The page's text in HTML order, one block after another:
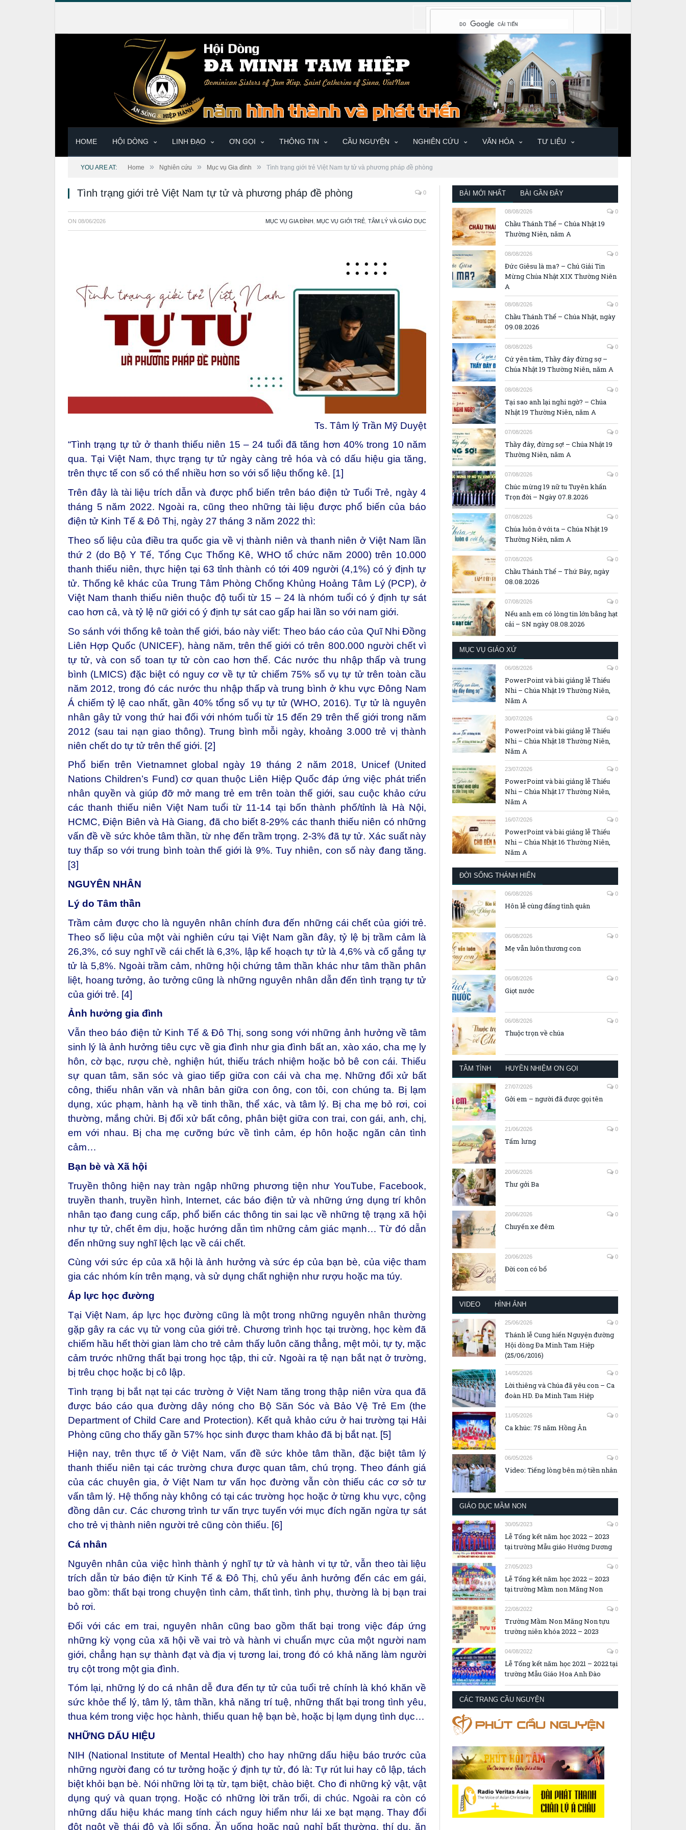
HOME HỘI DÒNG LINH ĐẠO ƠN GỌI THÔNG TIN CẦU NGUYỆN NGHIÊN CỨU VĂN HÓA TƯ LIỆU
YOU ARE AT: Home » Nghiên cứu » Mục vụ Gia đình » Tình trạng giới trẻ Việt Nam tự tử và phương pháp đề phòng
Tình trạng giới trẻ Việt Nam tự tử và phương pháp đề phòng 0
ON 08/06/2026 MỤC VỤ GIA ĐÌNH MỤC VỤ GIỚI TRẺ TÂM LÝ VÀ GIÁO DỤC
Ts. Tâm lý Trần Mỹ Duyệt
“Tình trạng tự tử ở thanh thiếu niên 15 – 24 tuổi đã tăng hơn 40% trong 10 năm
qua. Tại Việt Nam, thực trạng tự tử ngày càng trẻ hóa và có dấu hiệu gia tăng,
trên thực tế con số có thể nhiều hơn so với số liệu thống kê. [1]
Trên đây là tài liệu trích dẫn và được phổ biến trên báo điện tử Tuổi Trẻ, ngày 4
tháng 5 năm 2022. Ngoài ra, cũng theo những tài liệu được phổ biến của báo
điện tử Kinh Tế & Đô Thị, ngày 27 tháng 3 năm 2022 thì:
Theo số liệu của điều tra quốc gia về vị thành niên và thanh niên ở Việt Nam lần
thứ 2 (do Bộ Y Tế, Tổng Cục Thống Kê, WHO tổ chức năm 2000) trên 10.000
thanh thiếu niên, thực hiện tại 63 tỉnh thành có tới 409 người (4,1%) có ý định tự
tử. Thống kê khác của Trung Tâm Phòng Chống Khủng Hoảng Tâm Lý (PCP), ở
Việt Nam thanh thiếu niên thuộc độ tuổi từ 15 – 24 là nhóm tuổi có ý định tự sát
cao hơn cả, và tỷ lệ nữ giới có ý định tự sát cao gấp hai lần so với nam giới.
So sánh với thống kê toàn thế giới, báo này viết: Theo báo cáo của Quĩ Nhi Đồng
Liên Hợp Quốc (UNICEF), hàng năm, trên thế giới có trên 800.000 người chết vì
tự tử, và con số toan tự tử còn cao hơn thế. Các nước thu nhập thấp và trung
bình (LMICS) đặc biệt có nguy cơ về tự tử chiếm 75% số vụ tự tử trên toàn cầu
năm 2012, trong đó các nước thu nhập thấp và trung bình ở khu vực Đông Nam
Á chiếm tỷ lệ cao nhất, gần 40% tổng số vụ tự tử (WHO, 2016). Tự tử là nguyên
nhân gây tử vong thứ hai đối với nhóm tuổi từ 15 đến 29 trên thế giới trong năm
2012 (sau tai nạn giao thông). Trung bình mỗi ngày, khoảng 3.000 trẻ vị thành
niên chết do tự tử trên thế giới. [2]
Phổ biến trên Vietnamnet global ngày 19 tháng 2 năm 2018, Unicef (United
Nations Children’s Fund) cơ quan thuộc Liên Hiệp Quốc đáp ứng việc phát triển
nhân quyền và giúp đỡ mở mang trẻ em trên toàn thế giới, sau cuộc khảo cứu
các thanh thiếu niên Việt Nam tuổi từ 11-14 tại bốn thành phố/tỉnh là Hà Nội,
HCMC, Điện Biên và Hà Giang, đã cho biết 8-29% các thanh thiếu niên có những
vấn đề về sức khỏe tâm thần, từ nhẹ đến trầm trọng. 2-3% đã tự tử. Xác suất này
tuy thấp so với trung bình toàn thế giới là 9%. Tuy nhiên, con số này đang tăng.
[3]
NGUYÊN NHÂN
Lý do Tâm thần
Trầm cảm được cho là nguyên nhân chính đưa đến những cái chết của giới trẻ.
Theo số liệu của một vài nghiên cứu tại Việt Nam gần đây, tỷ lệ bị trầm cảm là
26,3%, có suy nghĩ về cái chết là 6,3%, lập kế hoạch tự tử là 4,6% và cố gắng tự
tử là 5,8%. Ngoài trầm cảm, những hội chứng tâm thần khác như tâm thần phân
liệt, hoang tưởng, ảo tưởng cũng là những nguyên nhân dẫn đến tình trạng tự tử
của giới trẻ. [4]
Ảnh hưởng gia đình
Vẫn theo báo điện tử Kinh Tế & Đô Thị, song song với những ảnh hưởng về tâm
sinh lý là ảnh hưởng tiêu cực về gia đình như gia đình bất an, xào xáo, cha mẹ ly
hôn, cờ bạc, rượu chè, nghiện hút, thiếu trách nhiệm hoặc bỏ bê con cái. Thiếu
sự quan tâm, săn sóc và giao tiếp giữa con cái và cha mẹ. Những đối xử bất
công, thiếu nhân văn và nhân bản giữa con ông, con tôi, con chúng ta. Bị lạm
dụng, xúc phạm, hành hạ về tinh thần, thể xác, và tâm lý. Bị cha mẹ bỏ rơi, coi
thường, mắng chửi. Bị đối xử bất công, phân biệt giữa con trai, con gái, anh, chị,
em với nhau. Bị cha mẹ cưỡng bức về tình cảm, ép hôn hoặc ngăn cản tình
cảm…
Bạn bè và Xã hội
Truyền thông hiện nay tràn ngập những phương tiện như YouTube, Facebook,
truyền thanh, truyền hình, Internet, các báo điện tử và những ứng dụng trí khôn
nhân tạo đang cung cấp, phổ biến các thông tin sai lạc về những tệ trạng xã hội
như tự tử, chết êm dịu, hoặc hướng dẫn tìm những cảm giác mạnh… Từ đó dẫn
đến những suy nghĩ lệch lạc về cái chết.
Cùng với sức ép của xã hội là ảnh hưởng và sức ép của bạn bè, của việc tham
gia các nhóm kín trên mạng, và sử dụng chất nghiện như rượu hoặc ma túy.
Áp lực học đường
Tại Việt Nam, áp lực học đường cũng là một trong những nguyên nhân thường
gặp gây ra các vụ tử vong của giới trẻ. Chương trình học tại trường, học kèm đã
chiếm hầu hết thời gian làm cho trẻ cảm thấy luôn căng thẳng, mệt mỏi, tự ty, mặc
cảm trước những thất bại trong học tập, thi cử. Ngoài ra tệ nạn bắt nạt ở trường,
bị trêu chọc hoặc bị cô lập.
Tình trạng bị bắt nạt tại các trường ở Việt Nam tăng trong thập niên vừa qua đã
được báo cáo qua đường dây nóng cho Bộ Săn Sóc và Bảo Vệ Trẻ Em (the
Department of Child Care and Protection). Kết quả khảo cứu ở hai trường tại Hải
Phòng cũng cho thấy gần 57% học sinh được tham khảo đã bị bắt nạt. [5]
Hiện nay, trên thực tế ở Việt Nam, vấn đề sức khỏe tâm thần, đặc biệt tâm lý
thanh thiếu niên tại các trường chưa được quan tâm, chú trọng. Theo đánh giá
của các chuyên gia, ở Việt Nam tư vấn học đường vẫn còn thiếu các cơ sở tư
vấn tâm lý. Hệ thống này không có tại các trường học hoặc ở từng khu vực, cộng
đồng dân cư. Các chương trình tư vấn trực tuyến với mục đích ngăn ngừa tự sát
cho trẻ vị thành niên người trẻ cũng còn thiếu. [6]
Cá nhân
Nguyên nhân của việc hình thành ý nghĩ tự tử và hành vi tự tử, vẫn theo tài liệu
trích dẫn từ báo điện tử Kinh Tế & Đô Thị, chủ yếu ảnh hưởng đến các em gái,
bao gồm: thất bại trong chuyện tình cảm, thất tình, tình phụ, thường là bị bạn trai
bỏ rơi.
Đối với các em trai, nguyên nhân cũng bao gồm thất bại trong việc đáp ứng
những kỳ vọng của xã hội về vai trò và hành vi chuẩn mực của một người nam
giới, chẳng hạn sự thành đạt và địa vị tương lai, trong đó có khả năng làm người
trụ cột trong một gia đình.
Tóm lại, những lý do cá nhân dễ đưa đến tự tử của tuổi trẻ chính là khó khăn về
sức khỏe thể lý, tâm lý, tâm thần, khả năng trí tuệ, những thất bại trong tình yêu,
thua kém trong việc học hành, thiếu quan hệ bạn bè, hoặc bị lạm dụng tình dục…
NHỮNG DẤU HIỆU
NIH (National Institute of Mental Health) cho hay những dấu hiệu báo trước của
những người đang có tư tưởng hoặc ý định tự tử, đó là: Tự rút lui hay cô lập, tách
biệt khỏi bạn bè. Nói những lời tạ từ, tạm biệt, chào biệt. Cho đi những kỷ vật, vật
dụng quý và quan trọng. Hoặc có những lời trăn trối, di chúc. Ngoài ra còn có
những dấu hiệu khác mang tính cách nguy hiểm như lái xe bạt mạng. Thay đổi
đột ngột về thái độ và lối sống. Ăn uống hoặc ngủ nghỉ bất thường, thí dụ, ăn
BÀI MỚI NHẤT BÀI GẦN ĐÂY
08/08/2026 0
Chầu Thánh Thể – Chúa Nhật 19
Thường Niên, năm A
08/08/2026 0
Đức Giêsu là ma? – Chú Giải Tin
Mừng Chúa Nhật XIX Thường Niên
A
08/08/2026 0
Chầu Thánh Thể – Chúa Nhật, ngày
09.08.2026
08/08/2026 0
Cứ yên tâm, Thầy đây đừng sợ –
Chúa Nhật 19 Thường Niên, năm A
08/08/2026 0
Tại sao anh lại nghi ngờ? – Chúa
Nhật 19 Thường Niên, năm A
07/08/2026 0
Thầy đây, đừng sợ! – Chúa Nhật 19
Thường Niên, năm A
07/08/2026 0
Chúc mừng 19 nữ tu Tuyên khấn
Trọn đời – Ngày 07.8.2026
07/08/2026 0
Chúa luôn ở với ta – Chúa Nhật 19
Thường Niên, năm A
07/08/2026 0
Chầu Thánh Thể – Thứ Bảy, ngày
08.08.2026
07/08/2026 0
Nếu anh em có lòng tin lớn bằng hạt
cải – SN ngày 08.08.2026
MỤC VỤ GIÁO XỨ
06/08/2026 0
PowerPoint và bài giảng lễ Thiếu
Nhi – Chúa Nhật 19 Thường Niên,
Năm A
30/07/2026 0
PowerPoint và bài giảng lễ Thiếu
Nhi – Chúa Nhật 18 Thường Niên,
Năm A
23/07/2026 0
PowerPoint và bài giảng lễ Thiếu
Nhi – Chúa Nhật 17 Thường Niên,
Năm A
16/07/2026 0
PowerPoint và bài giảng lễ Thiếu
Nhi – Chúa Nhật 16 Thường Niên,
Năm A
ĐỜI SỐNG THÁNH HIẾN
06/08/2026 0
Hôn lễ cùng đấng tình quân
06/08/2026 0
Mẹ vẫn luôn thương con
06/08/2026 0
Giọt nước
06/08/2026 0
Thuộc trọn về chúa
TÂM TÌNH HUYỀN NHIỆM ƠN GỌI
27/07/2026 0
Gởi em – người đã được gọi tên
21/06/2026 0
Tấm lưng
20/06/2026 0
Thư gởi Ba
20/06/2026 0
Chuyến xe đêm
20/06/2026 0
Đời con có bố
VIDEO HÌNH ẢNH
25/06/2026 0
Thánh lễ Cung hiến Nguyện đường
Hội dòng Đa Minh Tam Hiệp
(25/06/2016)
14/05/2026 0
Lời thiêng và Chúa đã yêu con – Ca
đoàn HD. Đa Minh Tam Hiệp
11/05/2026 0
Ca khúc: 75 năm Hồng Ân
06/05/2026 0
Video: Tiếng lòng bên mộ tiền nhân
GIÁO DỤC MẦM NON
30/05/2023 0
Lễ Tổng kết năm học 2022 – 2023
tại trường Mẫu giáo Hướng Dương
27/05/2023 0
Lễ Tổng kết năm học 2022 – 2023
tại trường Mầm non Măng Non
22/08/2022 0
Trường Mầm Non Măng Non tựu
trường niên khóa 2022 – 2023
04/08/2022 0
Lễ Tổng kết năm học 2021 – 2022 tại
trường Mẫu Giáo Hoa Anh Đào
CÁC TRANG CẦU NGUYỆN